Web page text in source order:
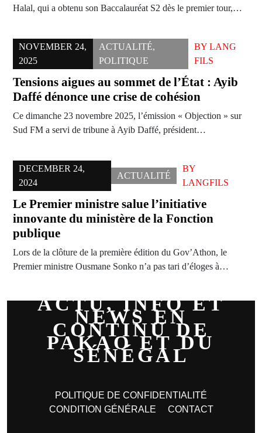
Halal, qui a obtenu son Baccalauréat S2 dès le premier tour,…
NOVEMBER 24,
2025
ACTUALITÉ,
POLITIQUE
BY LANG
FILS
Tensions aigues au sommet de l’État : Ayib
Daffé dénonce une crise de cohésion
Ce dimanche 23 novembre 2025, l’émission « Objection » sur
Sud FM a servi de tribune à Ayib Daffé, président…
DECEMBER 24,
2024
ACTUALITÉ
BY
LANGFILS
Le Premier ministre salue l’initiative
innovante du ministère de la Fonction
publique
Lors de la clôture de la première édition du Gov’Athon, le
Premier ministre Ousmane Sonko n’a pas tari d’éloges à…
ACTU, INFO ET
NEWS EN
CONTINU DE
PAKAO ET DU
SÉNÉGAL
POLITIQUE DE CONFIDENTIALITÉ
CONDITION GÉNÉRALE
CONTACT